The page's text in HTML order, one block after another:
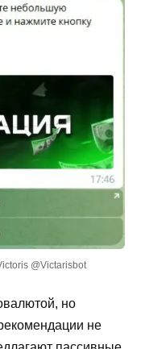
@Victarisbot
но
не